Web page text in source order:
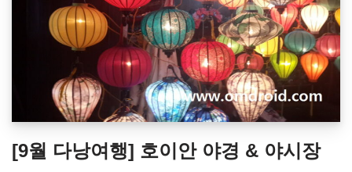
[9월 다낭여행] 호이안 야경 & 야시장